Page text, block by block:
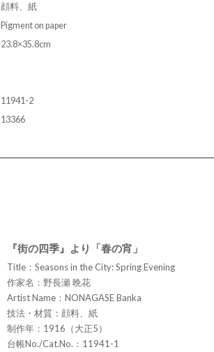
顔料、紙
Pigment on paper
23.8×35.8cm
11941-2
13366
『街の四季』より「春の宵」
Title：Seasons in the City: Spring Evening
作家名：野長瀬 晩花
Artist Name：NONAGASE Banka
技法・材質：顔料、紙
制作年：1916（大正5）
台帳No./Cat.No.：11941-1